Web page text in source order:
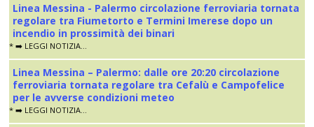
Linea Messina - Palermo circolazione ferroviaria tornata
regolare tra Fiumetorto e Termini Imerese dopo un
incendio in prossimità dei binari
* ➡️ LEGGI NOTIZIA...
Linea Messina – Palermo: dalle ore 20:20 circolazione
ferroviaria tornata regolare tra Cefalù e Campofelice
per le avverse condizioni meteo
* ➡️ LEGGI NOTIZIA...